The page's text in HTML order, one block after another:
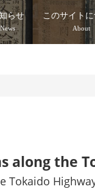
らせ
News
このサイト
About
along the
Tokaido